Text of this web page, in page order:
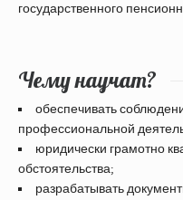
государственного
Чему научат?
обеспечивать
профессиональной
юридически грамотно
обстоятельства;
разрабатывать